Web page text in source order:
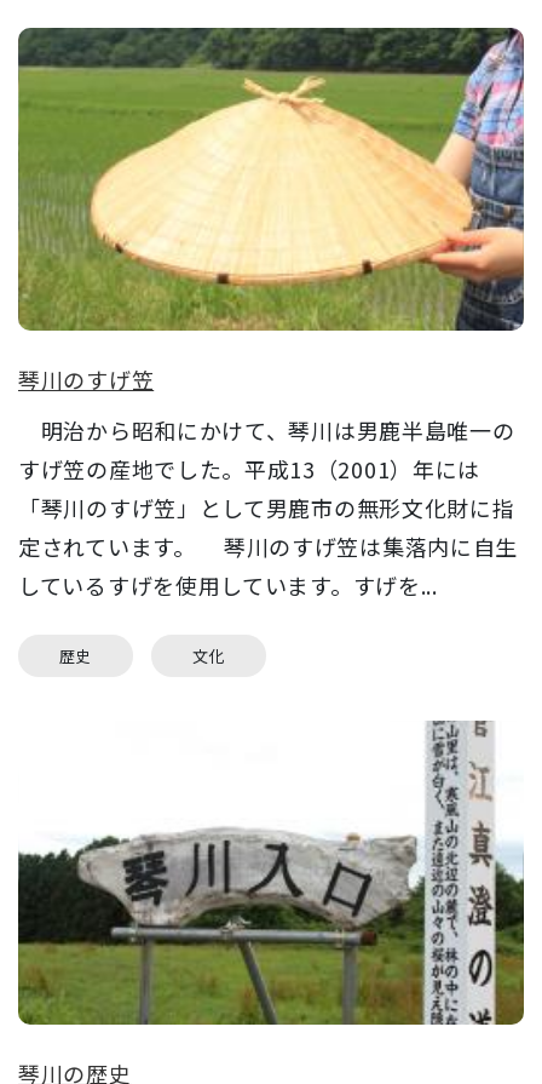
琴川のすげ笠
明治から昭和にかけて、琴川は男鹿半島唯一の
すげ笠の産地でした。平成13（2001）年には
「琴川のすげ笠」として男鹿市の無形文化財に指
定されています。 琴川のすげ笠は集落内に自生
しているすげを使用しています。すげを...
歴史 文化
琴川の歴史